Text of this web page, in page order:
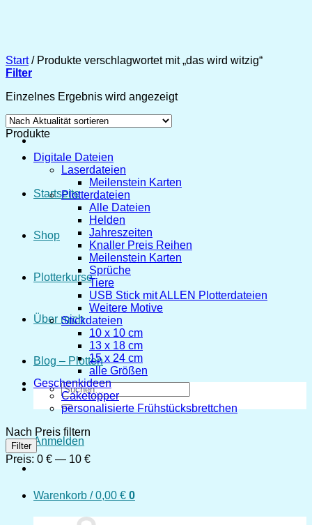
Startseite
Shop
Plotterkurse
Über mich
Blog – Plotten
Suchen
nach:
Anmelden
Warenkorb /0,00 € 0
Start /Produkte verschlagwortet mit „das wird witzig“
Filter
Einzelnes Ergebnis wird angezeigt
Produkte
Digitale Dateien
Laserdateien
Meilenstein Karten
Plotterdateien
Alle Dateien
Helden
Jahreszeiten
Knaller Preis Reihen
Meilenstein Karten
Sprüche
Tiere
USB Stick mit ALLEN Plotterdateien
Weitere Motive
Stickdateien
10 x 10 cm
13 x 18 cm
15 x 24 cm
alle Größen
Geschenkideen
Caketopper
personalisierte Frühstücksbrettchen
Nach Preis filtern
Min.
Preis
Max.
Preis
Filter
Preis: 0 € — 10 €